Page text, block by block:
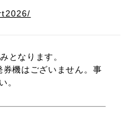
となります。
機はございません。事
。